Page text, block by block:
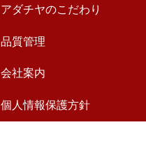
アダチヤのこだわり
品質管理
会社案内
個人情報保護方針